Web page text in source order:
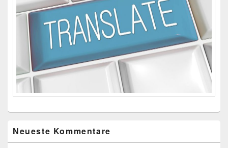
Neueste Kommentare